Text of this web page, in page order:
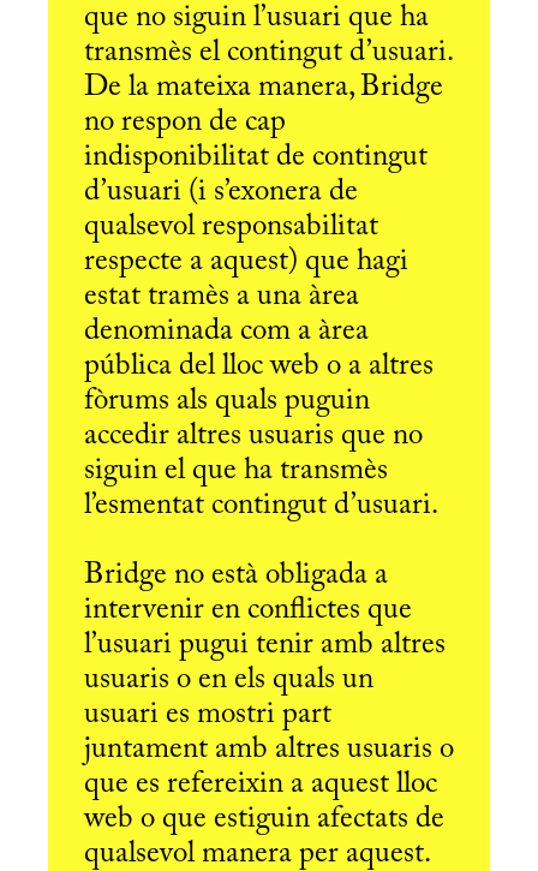
que no siguin l’usuari que ha
transmès el contingut d’usuari.
De la mateixa manera, Bridge
no respon de cap
indisponibilitat de contingut
d’usuari (i s’exonera de
qualsevol responsabilitat
respecte a aquest) que hagi
estat tramès a una àrea
denominada com a àrea
pública del lloc web o a altres
fòrums als quals puguin
accedir altres usuaris que no
siguin el que ha transmès
l’esmentat contingut d’usuari.
Bridge no està obligada a
intervenir en conflictes que
l’usuari pugui tenir amb altres
usuaris o en els quals un
usuari es mostri part
juntament amb altres usuaris o
que es refereixin a aquest lloc
web o que estiguin afectats de
qualsevol manera per aquest.